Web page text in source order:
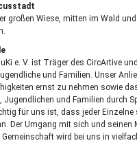
großen Wiese, mitten im Wald
e. V. ist Träger des CircArtive
und Familien. Unser
ernst zu nehmen sowie
Jugendlichen und Familien durch
für uns ist, dass jeder Einzelne
Der Umgang mit sich und seinen
Gemeinschaft wird bei uns in